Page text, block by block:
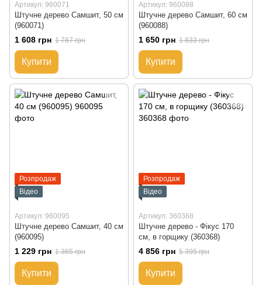
Артикул: 960071
Штучне дерево Самшит, 50 см
(960071)
1 608 грн 1 787 грн
Купити
Артикул: 960088
Штучне дерево Самшит, 60 см
(960088)
1 650 грн 1 833 грн
Купити
Розпродаж
Відео
Артикул: 960095
Штучне дерево Самшит, 40 см
(960095)
1 229 грн 1 365 грн
Купити
Розпродаж
Відео
Артикул: 360368
Штучне дерево - Фікус 170
см, в горщику (360368)
4 856 грн 5 395 грн
Купити